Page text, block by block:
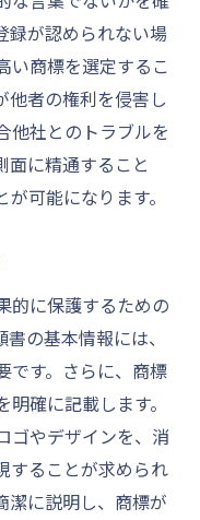
録が認められない場
い商標を選定するこ
他者の権利を侵害し
他社とのトラブルを
面に精通すること
可能になります。
的に保護するための
の基本情報には、
です。さらに、商標
確に記載します。
ゴやデザインを、消
することが求められ
潔に説明し、商標が